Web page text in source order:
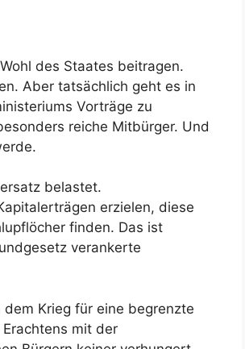
des Staates beitragen.
Aber tatsächlich geht es in
Vorträge zu
reiche Mitbürger. Und
belastet.
erzielen, diese
finden. Das ist
verankerte
Krieg für eine begrenzte
mit der